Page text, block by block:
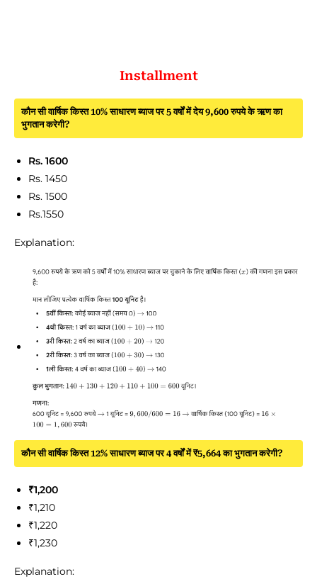
Installment
कौन सी वार्षिक किस्त 10% साधारण ब्याज पर 5 वर्षों में देय 9,600 रुपये के ऋण का
भुगतान करेगी?
Rs. 1600
Rs. 1450
Rs. 1500
Rs.1550
Explanation:
कौन सी वार्षिक किस्त 12% साधारण ब्याज पर 4 वर्षों में ₹5,664 का भुगतान करेगी?
₹1,200
₹1,210
₹1,220
₹1,230
Explanation: